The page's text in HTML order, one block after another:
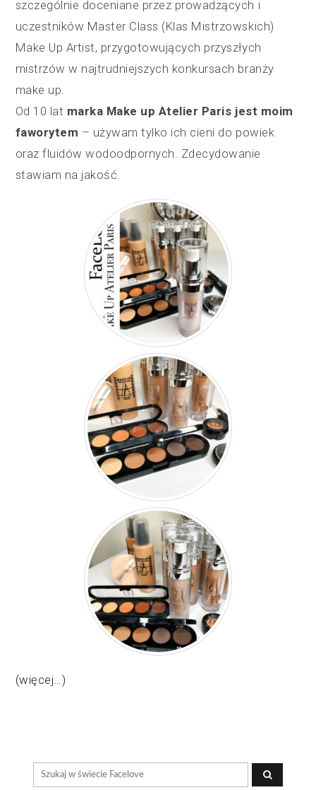
szczególnie doceniane przez prowadzących i
uczestników Master Class (Klas Mistrzowskich)
Make Up Artist, przygotowujących przyszłych
mistrzów w najtrudniejszych konkursach branży
make up.
Od 10 lat marka Make up Atelier Paris jest moim
faworytem – używam tylko ich cieni do powiek
oraz fluidów wodoodpornych. Zdecydowanie
stawiam na jakość.
(więcej…)